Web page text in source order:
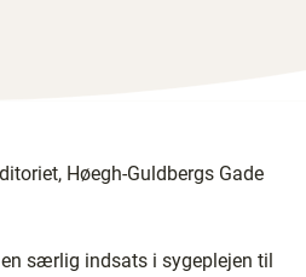
Høegh-Guldbergs Gade
særlig indsats i sygeplejen til